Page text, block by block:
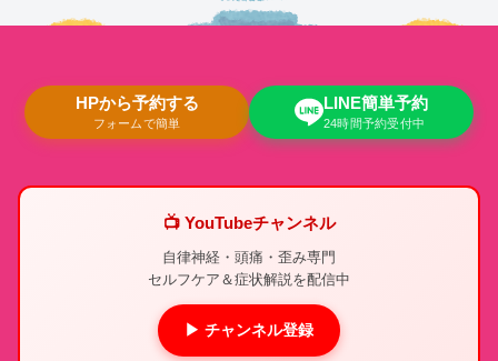
HPから予約する
フォームで簡単
LINE簡単予約
24時間予約受付中
📺 YouTubeチャンネル
自律神経・頭痛・歪み専門
セルフケア＆症状解説を配信中
▶ チャンネル登録